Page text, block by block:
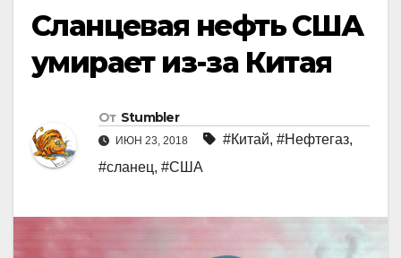
Сланцевая нефть США
умирает из-за Китая
От Stumbler
ИЮН 23, 2018 #Китай, #Нефтегаз,
#сланец, #США